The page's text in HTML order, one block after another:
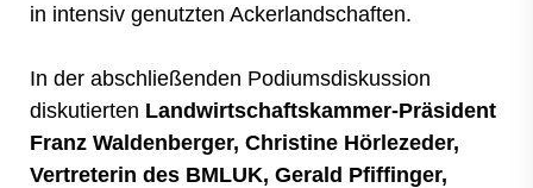
in intensiv genutzten Ackerlandschaften.
In der abschließenden Podiumsdiskussion
diskutierten Landwirtschaftskammer-Präsident
Franz Waldenberger, Christine Hörlezeder,
Vertreterin des BMLUK, Gerald Pfiffinger,